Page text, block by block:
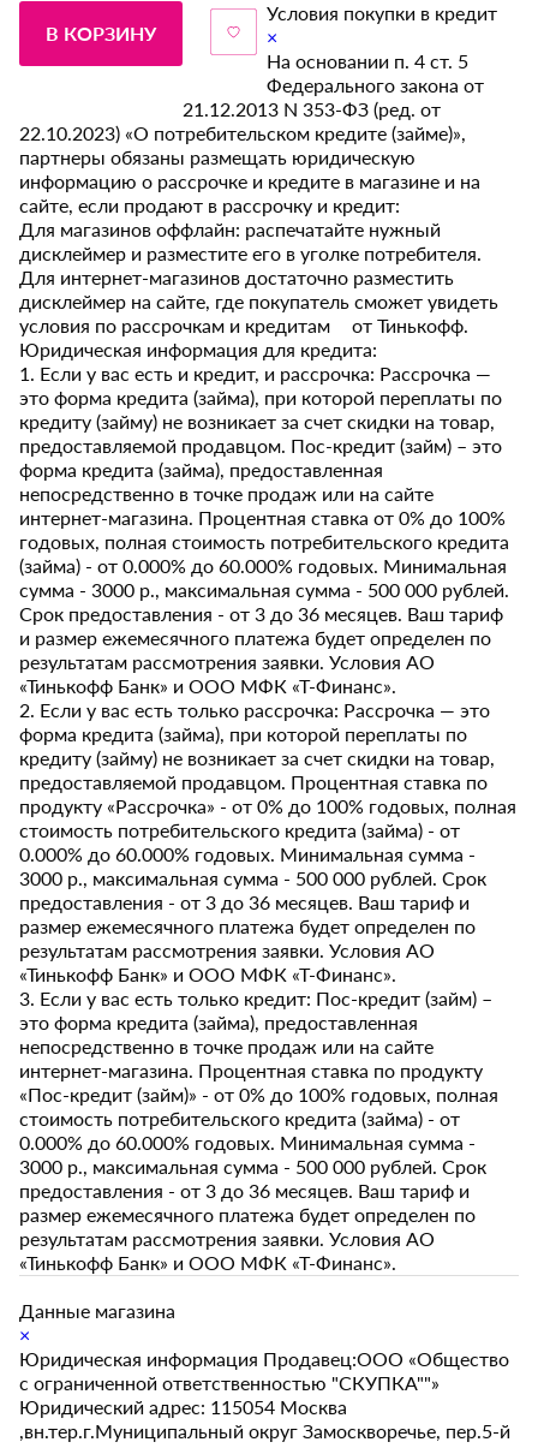
В КОРЗИНУ
Условия покупки в кредит
×
На основании п. 4 ст. 5
Федерального закона от
21.12.2013 N 353-ФЗ (ред. от
22.10.2023) «О потребительском кредите (займе)»,
партнеры обязаны размещать юридическую
информацию о рассрочке и кредите в магазине и на
сайте, если продают в рассрочку и кредит:
Для магазинов оффлайн: распечатайте нужный
дисклеймер и разместите его в уголке потребителя.
Для интернет-магазинов достаточно разместить
дисклеймер на сайте, где покупатель сможет увидеть
условия по рассрочкам и кредитам от Тинькофф.
Юридическая информация для кредита:
1. Если у вас есть и кредит, и рассрочка: Рассрочка —
это форма кредита (займа), при которой переплаты по
кредиту (займу) не возникает за счет скидки на товар,
предоставляемой продавцом. Пос-кредит (займ) – это
форма кредита (займа), предоставленная
непосредственно в точке продаж или на сайте
интернет-магазина. Процентная ставка от 0% до 100%
годовых, полная стоимость потребительского кредита
(займа) - от 0.000% до 60.000% годовых. Минимальная
сумма - 3000 р., максимальная сумма - 500 000 рублей.
Срок предоставления - от 3 до 36 месяцев. Ваш тариф
и размер ежемесячного платежа будет определен по
результатам рассмотрения заявки. Условия АО
«Тинькофф Банк» и ООО МФК «Т-Финанс».
2. Если у вас есть только рассрочка: Рассрочка — это
форма кредита (займа), при которой переплаты по
кредиту (займу) не возникает за счет скидки на товар,
предоставляемой продавцом. Процентная ставка по
продукту «Рассрочка» - от 0% до 100% годовых, полная
стоимость потребительского кредита (займа) - от
0.000% до 60.000% годовых. Минимальная сумма -
3000 р., максимальная сумма - 500 000 рублей. Срок
предоставления - от 3 до 36 месяцев. Ваш тариф и
размер ежемесячного платежа будет определен по
результатам рассмотрения заявки. Условия АО
«Тинькофф Банк» и ООО МФК «Т-Финанс».
3. Если у вас есть только кредит: Пос-кредит (займ) –
это форма кредита (займа), предоставленная
непосредственно в точке продаж или на сайте
интернет-магазина. Процентная ставка по продукту
«Пос-кредит (займ)» - от 0% до 100% годовых, полная
стоимость потребительского кредита (займа) - от
0.000% до 60.000% годовых. Минимальная сумма -
3000 р., максимальная сумма - 500 000 рублей. Срок
предоставления - от 3 до 36 месяцев. Ваш тариф и
размер ежемесячного платежа будет определен по
результатам рассмотрения заявки. Условия АО
«Тинькофф Банк» и ООО МФК «Т-Финанс».
Данные магазина
×
Юридическая информация Продавец:ООО «Общество
с ограниченной ответственностью "СКУПКА""»
Юридический адрес: 115054 Москва
,вн.тер.г.Муниципальный округ Замоскворечье, пер.5-й